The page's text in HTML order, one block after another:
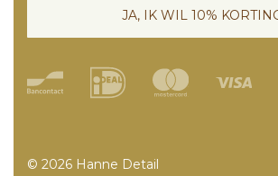
JA, IK WIL 10%
© 2026 Hanne Detail